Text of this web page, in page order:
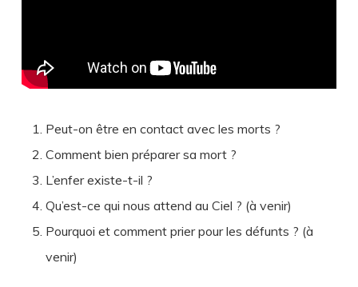
Peut-on être en contact avec les morts ?
Comment bien préparer sa mort ?
L’enfer existe-t-il ?
Qu’est-ce qui nous attend au Ciel ? (à venir)
Pourquoi et comment prier pour les défunts ? (à
venir)